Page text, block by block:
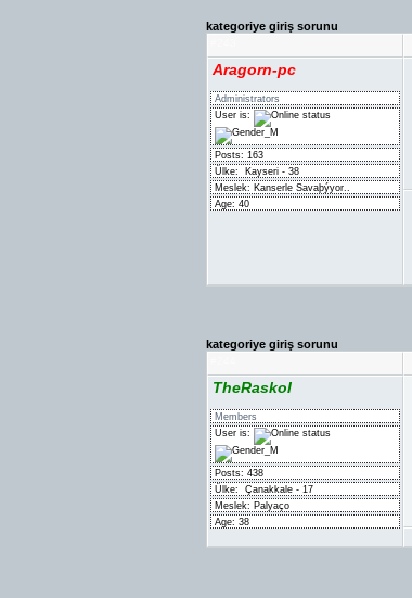
kategoriye giriş sorunu
Aragorn-pc
Administrators
User is:
Posts: 163
Ülke:
Kayseri - 38
Meslek: Kanserle Savaþýyor..
Age: 40
kategoriye giriş sorunu
TheRaskol
Members
User is:
Posts: 438
Ülke:
Çanakkale - 17
Meslek: Palyaço
Age: 38